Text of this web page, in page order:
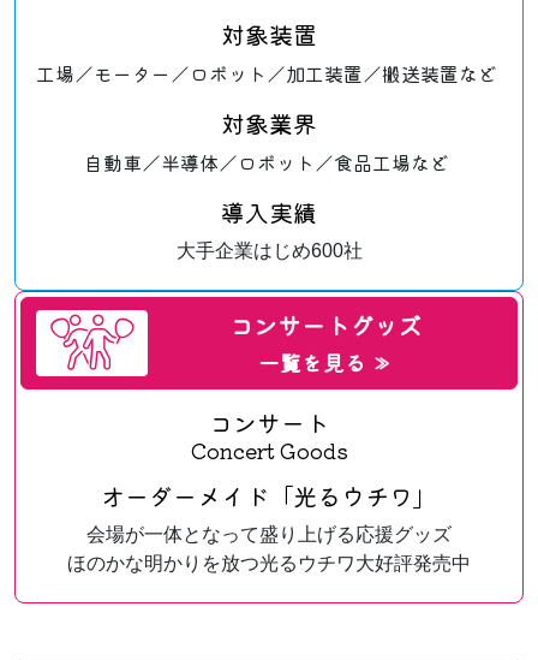
対象装置
工場／モーター／ロボット／加工装置／搬送装置など
対象業界
自動車／半導体／ロボット／食品工場など
導入実績
大手企業はじめ600社
コンサートグッズ
一覧を見る ≫
コンサート
Concert Goods
オーダーメイド「光るウチワ」
会場が一体となって盛り上げる応援グッズ
ほのかな明かりを放つ光るウチワ大好評発売中